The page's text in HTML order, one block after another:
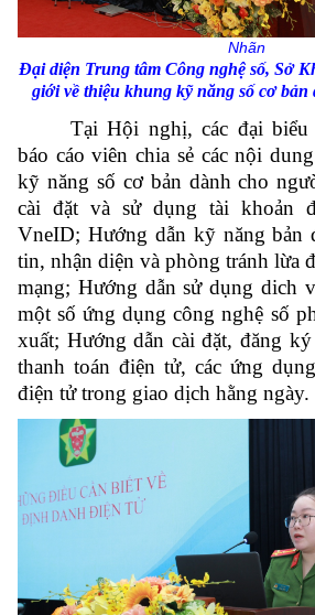
Nhãn
Đại diện Trung tâm Công nghệ số, Sở
giới về thiệu khung kỹ năng số cơ
Tại Hội nghị, các đại biểu
báo cáo viên chia sẻ các nội
kỹ năng số cơ bản dành cho
cài đặt và sử dụng tài khoản
VneID; Hướng dẫn kỹ năng bản
tin, nhận diện và phòng tránh lừa
mạng; Hướng dẫn sử dụng dich
một số ứng dụng công nghệ số
xuất; Hướng dẫn cài đặt, đăng
thanh toán điện tử, các ứng
điện tử trong giao dịch hằng ngày.